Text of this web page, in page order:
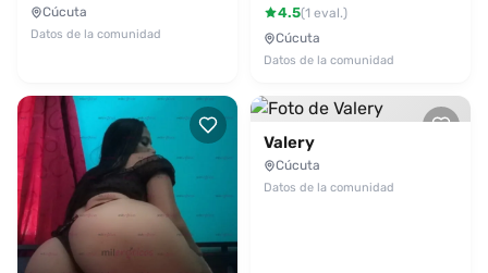
Cúcuta
Datos de la comunidad
4.5(1 eval.)
Cúcuta
Datos de la comunidad
Valery
Cúcuta
Datos de la comunidad